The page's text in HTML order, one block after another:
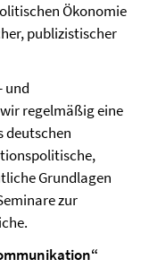
Ökonomie
publizistischer
und
regelmäßig eine
deutschen
Grundlagen
zur